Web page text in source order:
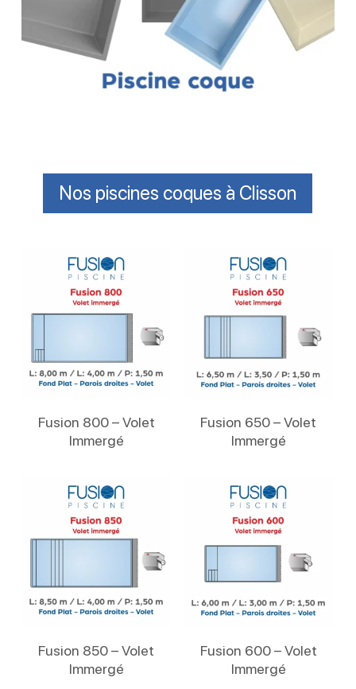
Nos piscines coques à Clisson
Fusion 800 – Volet
Immergé
Fusion 650 – Volet
Immergé
Fusion 850 – Volet
Immergé
Fusion 600 – Volet
Immergé